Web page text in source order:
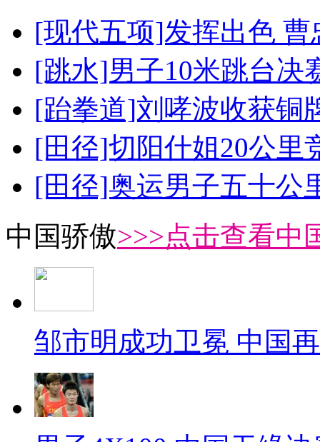
[现代五项]发挥出色
[跳水]男子10米跳台决
[跆拳道]刘哮波收获铜
[田径]切阳什姐20公里
[田径]奥运男子五十公
中国骄傲>>>点击查看中
邹市明成功卫冕 中国